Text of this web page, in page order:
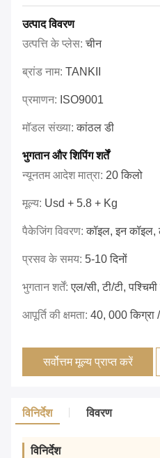
उत्पाद विवरण
उत्पत्ति के प्लेस:चीन
ब्रांड नाम: TANKII
प्रमाणन: ISO9001
मॉडल संख्या:कांठल डी
भुगतान और शिपिंग शर्तें
न्यूनतम आदेश मात्रा: 20 किलो
मूल्य: Usd + 5.8 + Kg
पैकेजिंग विवरण:कॉइल, इन कॉइल,
प्रसव के समय: 5-10 दिनों
भुगतान शर्तें:एल/सी, टी/टी,
आपूर्ति की क्षमता: 40, 000 किग्रा /
सर्वोत्तम मूल्य प्राप्त करें
विनिर्देश विवरण
विनिर्देश